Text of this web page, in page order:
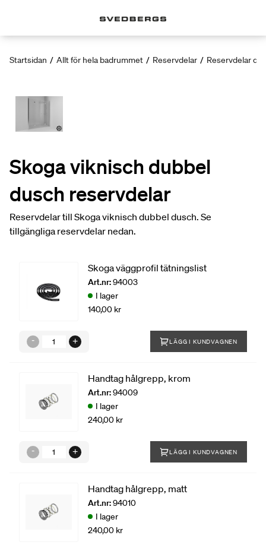
Startsidan / Allt för hela badrummet / Reservdelar / Reservdelar
Skoga viknisch dubbel
dusch reservdelar
Reservdelar till Skoga viknisch dubbel dusch. Se
tillgängliga reservdelar nedan.
Skoga väggprofil tätningslist
Art.nr:94003
I lager
140,00 kr
LÄGG I KUNDVAGNEN
Handtag hålgrepp, krom
Art.nr:94009
I lager
240,00 kr
LÄGG I KUNDVAGNEN
Handtag hålgrepp, matt
Art.nr:94010
I lager
240,00 kr